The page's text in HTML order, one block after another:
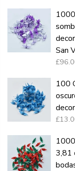
San
100
3,81